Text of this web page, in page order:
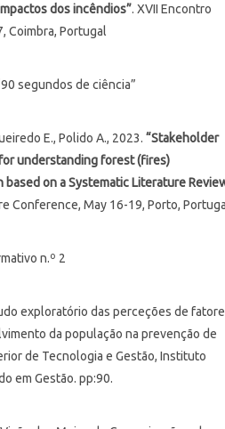
dos incêndios”. XVII Encontro
Coimbra, Portugal
segundos de ciência”
E., Polido A., 2023. “Stakeholder
understanding forest (fires)
on a Systematic Literature
Conference, May 16-19, Porto,
n.º 2
exploratório das perceções de
da população na prevenção de
de Tecnologia e Gestão, Instituto
em Gestão. pp:90.